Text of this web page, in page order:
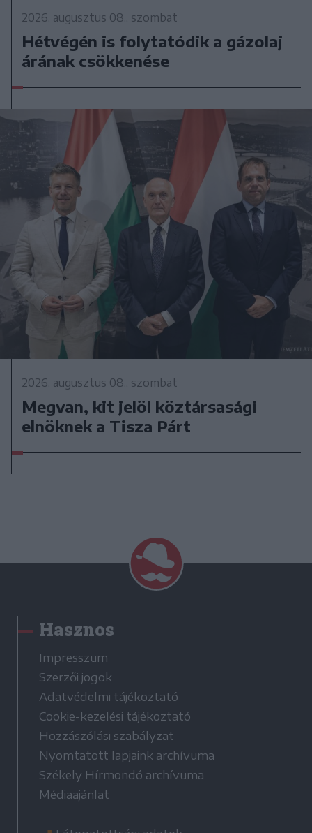
2026. augusztus 08., szombat
Hétvégén is folytatódik a gázolaj
árának csökkenése
2026. augusztus 08., szombat
Megvan, kit jelöl köztársasági
elnöknek a Tisza Párt
Hasznos
Impresszum
Szerzői jogok
Adatvédelmi tájékoztató
Cookie-kezelési tájékoztató
Hozzászólási szabályzat
Nyomtatott lapjaink archívuma
Székely Hírmondó archívuma
Médiaajánlat